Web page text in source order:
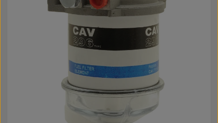
26560601, 26560111, 1890147M1, 126560102,
126560111, 126560601
Massey Ferguson
26560111, 1039071M1, 3638268M1, 1890147M1,